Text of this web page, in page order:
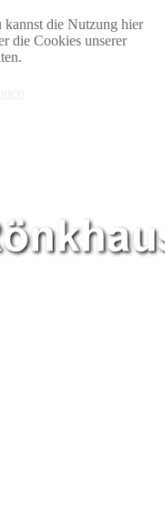
kannst die Nutzung hier
die Cookies unserer